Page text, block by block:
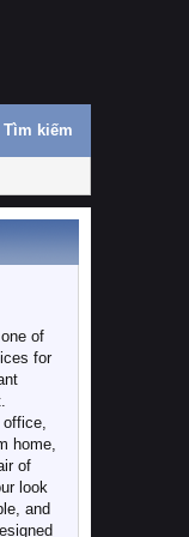
Tìm kiếm
of
for
home,
of
look
and